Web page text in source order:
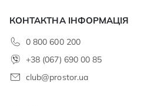
КОНТАКТНА ІНФОРМАЦІЯ
0 800 600 200
+38 (067) 690 00 85
club@prostor.ua